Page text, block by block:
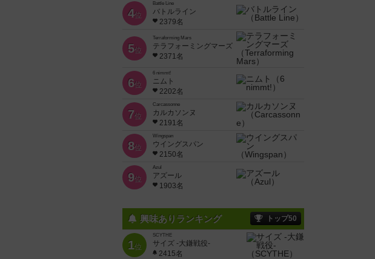
4位
Battle Line
バトルライン
2379名
5位
Terraforming Mars
テラフォーミングマーズ
2371名
6位
6 nimmt!
ニムト
2202名
7位
Carcassonne
カルカソンヌ
2191名
8位
Wingspan
ウイングスパン
2150名
9位
Azul
アズール
1903名
興味ありランキング トップ50
1位
SCYTHE
サイズ -大鎌戦役-
2415名